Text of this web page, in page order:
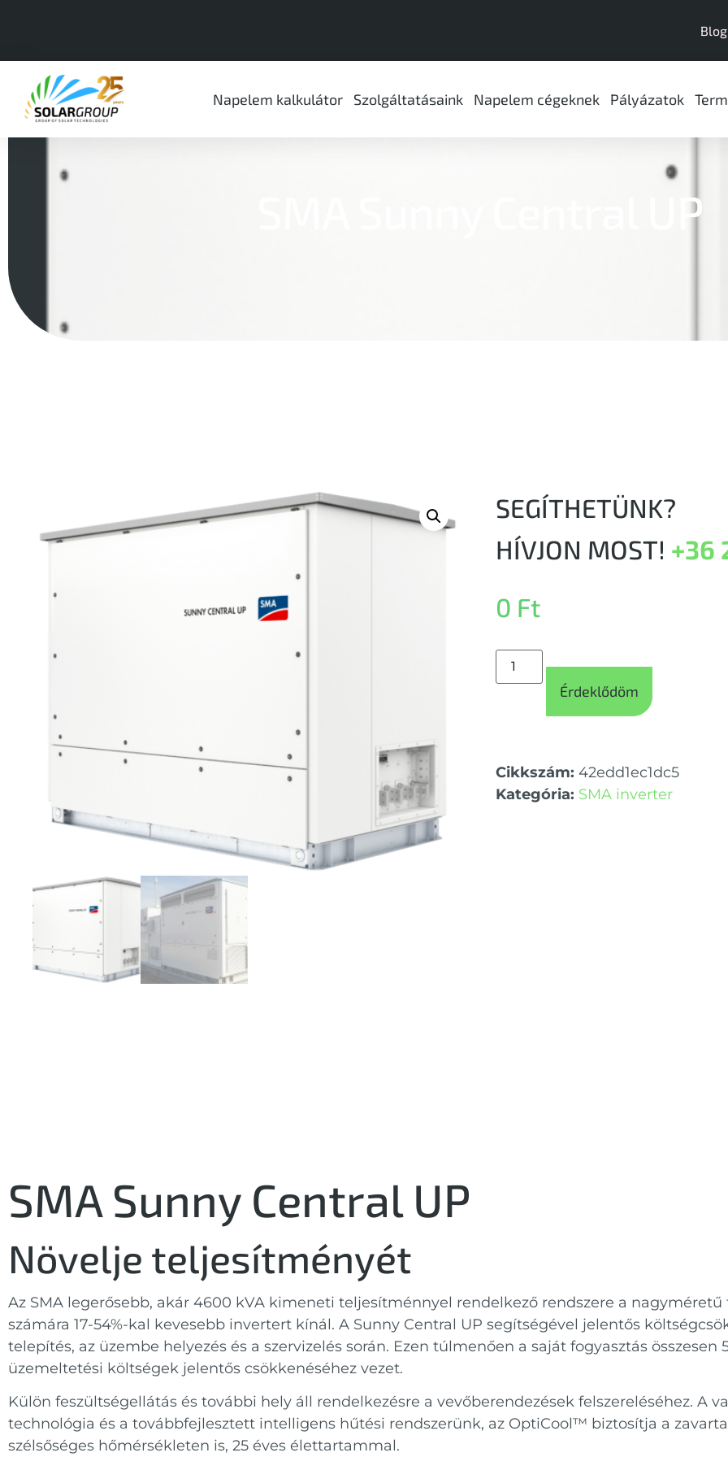
Blog
Napelem kalkulátor Szolgáltatásaink Napelem cégeknek Pályázatok
SMA Sunny Central UP
SEGÍTHETÜNK?
HÍVJON MOST! +36
0 Ft
Érdeklődöm
Cikkszám: 42edd1ec1dc5
Kategória: SMA inverter
SMA Sunny Central UP
Növelje teljesítményét
Az SMA legerősebb, akár 4600 kVA kimeneti teljesítménnyel rendelkező rendszere a
számára 17-54%-kal kevesebb invertert kínál. A Sunny Central UP segítségével jelentős
telepítés, az üzembe helyezés és a szervizelés során. Ezen túlmenően a saját fogyasztás összesen
üzemeltetési költségek jelentős csökkenéséhez vezet.
Külön feszültségellátás és további hely áll rendelkezésre a vevőberendezések felszereléséhez. A
technológia és a továbbfejlesztett intelligens hűtési rendszerünk, az OptiCool™ biztosítja a
szélsőséges hőmérsékleten is, 25 éves élettartammal.